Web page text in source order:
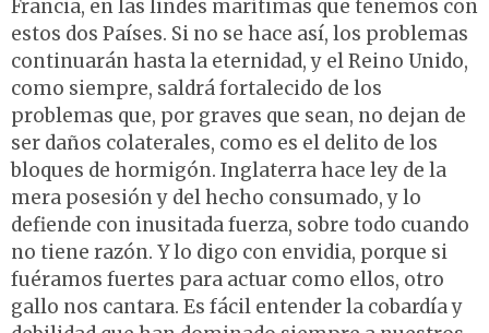
Francia, en las lindes marítimas que tenemos con
estos dos Países. Si no se hace así, los problemas
continuarán hasta la eternidad, y el Reino Unido,
como siempre, saldrá fortalecido de los
problemas que, por graves que sean, no dejan de
ser daños colaterales, como es el delito de los
bloques de hormigón. Inglaterra hace ley de la
mera posesión y del hecho consumado, y lo
defiende con inusitada fuerza, sobre todo cuando
no tiene razón. Y lo digo con envidia, porque si
fuéramos fuertes para actuar como ellos, otro
gallo nos cantara. Es fácil entender la cobardía y